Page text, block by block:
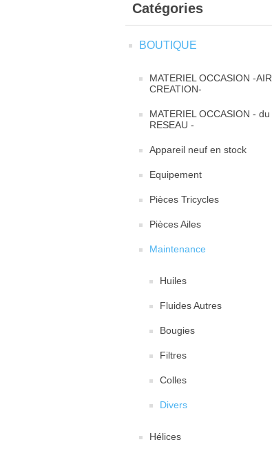
Catégories
BOUTIQUE
MATERIEL OCCASION -AIR
CREATION-
MATERIEL OCCASION - du
RESEAU -
Appareil neuf en stock
Equipement
Pièces Tricycles
Pièces Ailes
Maintenance
Huiles
Fluides Autres
Bougies
Filtres
Colles
Divers
Hélices